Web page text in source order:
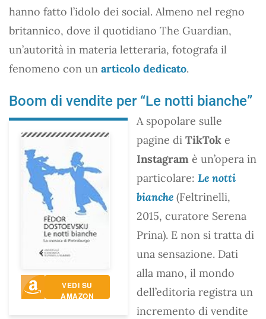
hanno fatto l’idolo dei social. Almeno nel regno
britannico, dove il quotidiano The Guardian,
un’autorità in materia letteraria, fotografa il
fenomeno con un articolo dedicato.
Boom di vendite per “Le notti bianche”
VEDI SU
AMAZON
A spopolare sulle
pagine di TikTok e
Instagram è un’opera in
particolare: Le notti
bianche (Feltrinelli,
2015, curatore Serena
Prina). E non si tratta di
una sensazione. Dati
alla mano, il mondo
dell’editoria registra un
incremento di vendite